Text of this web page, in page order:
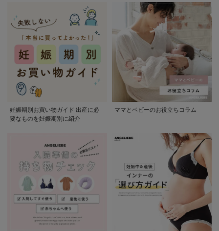
妊娠期別お買い物ガイド 出産に必
要なものを妊娠期別に紹介
ママとベビーのお役立ちコラム